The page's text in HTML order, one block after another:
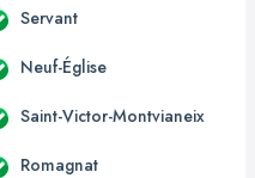
Servant
Neuf-Église
Saint-Victor-Montvianeix
Romagnat